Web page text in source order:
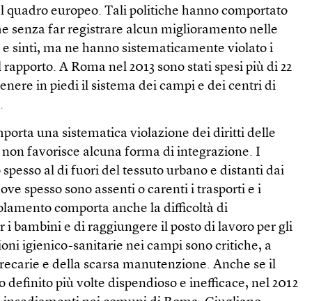
quadro europeo. Tali politiche hanno comportato
senza far registrare alcun miglioramento nelle
sinti, ma ne hanno sistematicamente violato i
A Roma nel 2013 sono stati spesi più di 22
in piedi il sistema dei campi e dei centri di
una sistematica violazione dei diritti delle
non favorisce alcuna forma di integrazione. I
al di fuori del tessuto urbano e distanti dai
spesso sono assenti o carenti i trasporti e i
comporta anche la difficoltà di
i bambini e di raggiungere il posto di lavoro per gli
igienico-sanitarie nei campi sono critiche, a
e della scarsa manutenzione. Anche se il
definito più volte dispendioso e inefficace, nel 2012